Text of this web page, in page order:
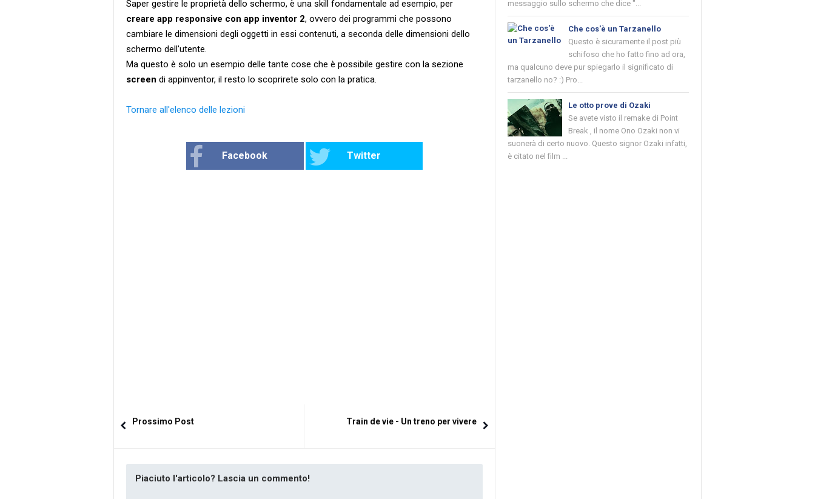
Saper gestire le proprietà dello schermo, è una skill fondamentale ad esempio, per
creare app responsive con app inventor 2, ovvero dei programmi che possono
cambiare le dimensioni degli oggetti in essi contenuti, a seconda delle dimensioni dello
schermo dell'utente.
Ma questo è solo un esempio delle tante cose che è possibile gestire con la sezione
screen di appinventor, il resto lo scoprirete solo con la pratica.
Tornare all'elenco delle lezioni
Facebook Twitter
Prossimo Post Train de vie - Un treno per vivere
Piaciuto l'articolo? Lascia un commento!
messaggio sullo schermo che dice "...
Che cos'è un Tarzanello
Questo è sicuramente il post più
schifoso che ho fatto fino ad ora,
ma qualcuno deve pur spiegarlo il significato di
tarzanello no? :) Pro...
Le otto prove di Ozaki
Se avete visto il remake di Point
Break , il nome Ono Ozaki non vi
suonerà di certo nuovo. Questo signor Ozaki infatti,
è citato nel film ...